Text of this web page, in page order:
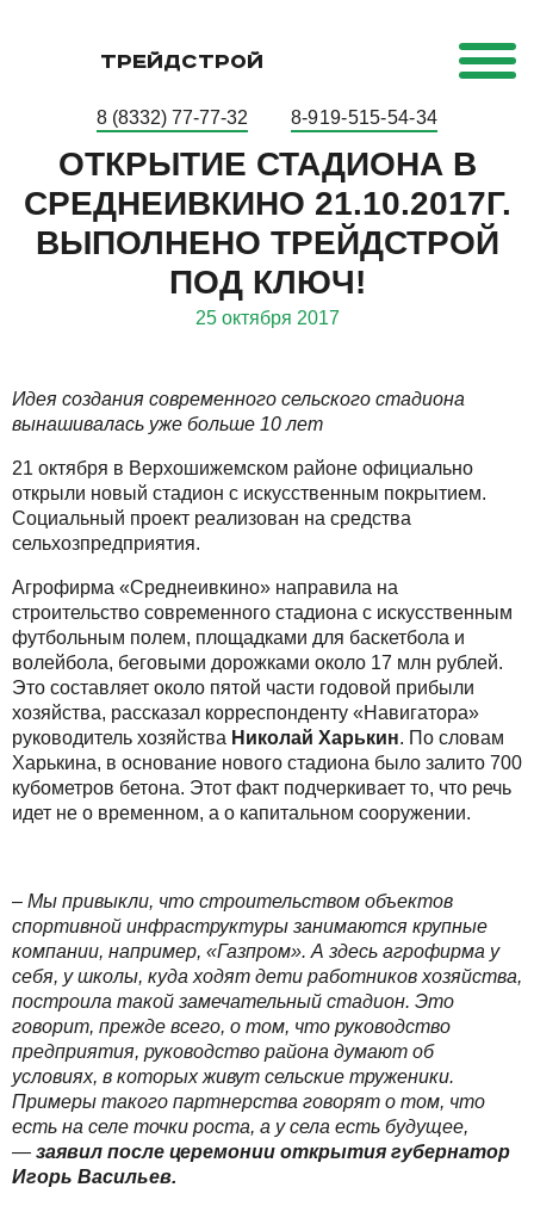
ТРЕЙДСТРОЙ
8 (8332) 77-77-32 8-919-515-54-34
ОТКРЫТИЕ СТАДИОНА В
СРЕДНЕИВКИНО 21.10.2017Г.
ВЫПОЛНЕНО ТРЕЙДСТРОЙ
ПОД КЛЮЧ!
25 октября 2017
Идея создания современного сельского стадиона
вынашивалась уже больше 10 лет
21 октября в Верхошижемском районе официально
открыли новый стадион с искусственным покрытием.
Социальный проект реализован на средства
сельхозпредприятия.
Агрофирма «Среднеивкино» направила на
строительство современного стадиона с искусственным
футбольным полем, площадками для баскетбола и
волейбола, беговыми дорожками около 17 млн рублей.
Это составляет около пятой части годовой прибыли
хозяйства, рассказал корреспонденту «Навигатора»
руководитель хозяйства Николай Харькин. По словам
Харькина, в основание нового стадиона было залито 700
кубометров бетона. Этот факт подчеркивает то, что речь
идет не о временном, а о капитальном сооружении.
– Мы привыкли, что строительством объектов
спортивной инфраструктуры занимаются крупные
компании, например, «Газпром». А здесь агрофирма у
себя, у школы, куда ходят дети работников хозяйства,
построила такой замечательный стадион. Это
говорит, прежде всего, о том, что руководство
предприятия, руководство района думают об
условиях, в которых живут сельские труженики.
Примеры такого партнерства говорят о том, что
есть на селе точки роста, а у села есть будущее,
— заявил после церемонии открытия губернатор
Игорь Васильев.